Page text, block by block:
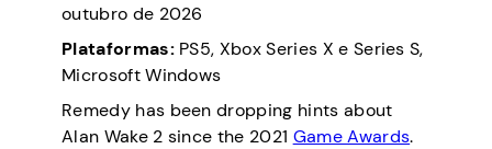
outubro de 2026
Plataformas:PS5, Xbox Series X e Series S,
Microsoft Windows
Remedy has been dropping hints about
Alan Wake 2 since the 2021 Game Awards.